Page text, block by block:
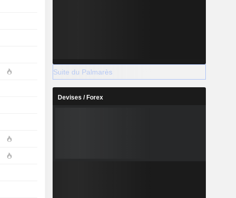
Suite du Palmarès
Devises / Forex